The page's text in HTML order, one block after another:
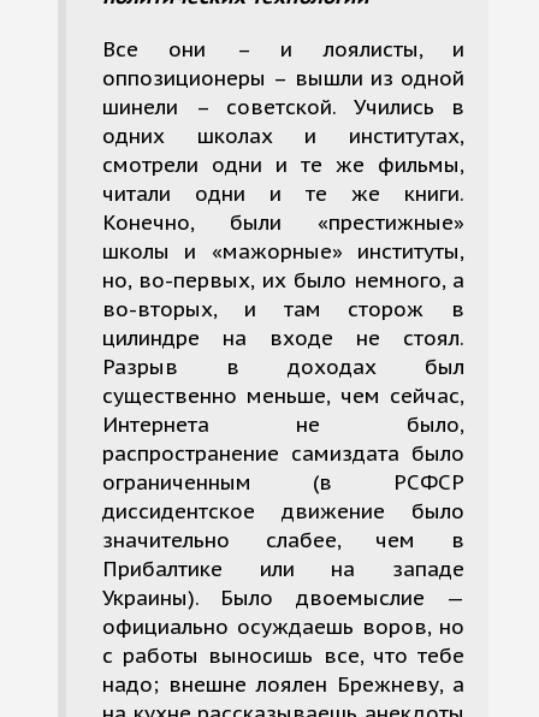
Все они – и лоялисты, и
оппозиционеры – вышли из одной
шинели – советской. Учились в
одних школах и институтах,
смотрели одни и те же фильмы,
читали одни и те же книги.
Конечно, были «престижные»
школы и «мажорные» институты,
но, во-первых, их было немного, а
во-вторых, и там сторож в
цилиндре на входе не стоял.
Разрыв в доходах был
существенно меньше, чем сейчас,
Интернета не было,
распространение самиздата было
ограниченным (в РСФСР
диссидентское движение было
значительно слабее, чем в
Прибалтике или на западе
Украины). Было двоемыслие —
официально осуждаешь воров, но
с работы выносишь все, что тебе
надо; внешне лоялен Брежневу, а